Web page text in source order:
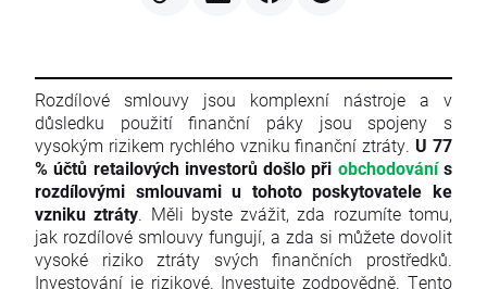
Rozdílové smlouvy jsou komplexní nástroje a v
důsledku použití finanční páky jsou spojeny s
vysokým rizikem rychlého vzniku finanční ztráty. U 77
% účtů retailových investorů došlo při obchodovánís
rozdílovými smlouvami u tohoto poskytovatele ke
vzniku ztráty. Měli byste zvážit, zda rozumíte tomu,
jak rozdílové smlouvy fungují, a zda si můžete dovolit
vysoké riziko ztráty svých finančních prostředků.
Investování je rizikové. Investujte zodpovědně. Tento